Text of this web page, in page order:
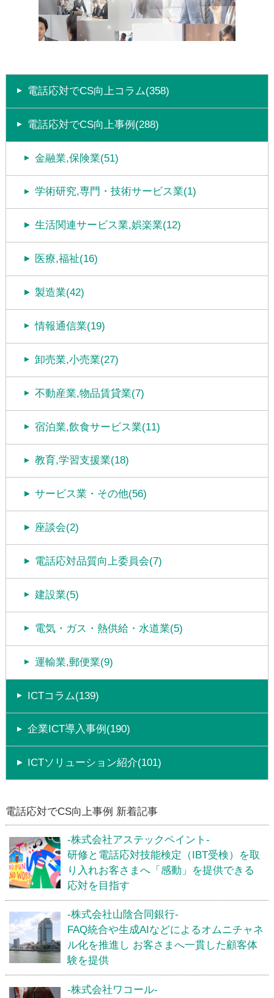
電話応対でCS向上コラム(358)
電話応対でCS向上事例(288)
金融業,保険業(51)
学術研究,専門・技術サービス業(1)
生活関連サービス業,娯楽業(12)
医療,福祉(16)
製造業(42)
情報通信業(19)
卸売業,小売業(27)
不動産業,物品賃貸業(7)
宿泊業,飲食サービス業(11)
教育,学習支援業(18)
サービス業・その他(56)
座談会(2)
電話応対品質向上委員会(7)
建設業(5)
電気・ガス・熱供給・水道業(5)
運輸業,郵便業(9)
ICTコラム(139)
企業ICT導入事例(190)
ICTソリューション紹介(101)
電話応対でCS向上事例 新着記事
-株式会社アステックペイント-
研修と電話応対技能検定（IBT受検）を取
り入れお客さまへ「感動」を提供できる
応対を目指す
-株式会社山陰合同銀行-
FAQ統合や生成AIなどによるオムニチャネ
ル化を推進し お客さまへ一貫した顧客体
験を提供
-株式会社ワコール-